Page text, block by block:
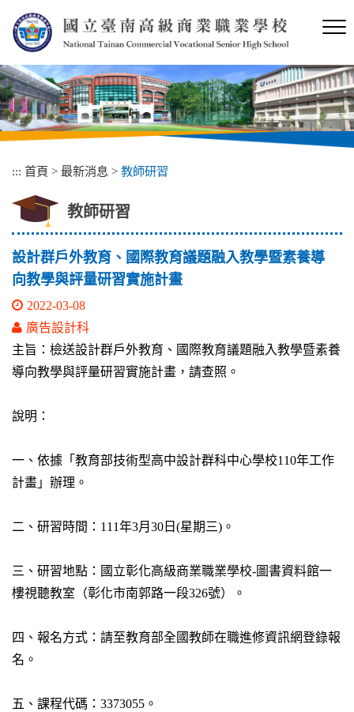
內
容
區
塊
::: 首頁 > 最新消息 > 教師研習
教師研習
設計群戶外教育、國際教育議題融入教學暨素養導
向教學與評量研習實施計畫
2022-03-08
廣告設計科
主旨：檢送設計群戶外教育、國際教育議題融入教學暨素養
導向教學與評量研習實施計畫，請查照。
說明：
一、依據「教育部技術型高中設計群科中心學校110年工作
計畫」辦理。
二、研習時間：111年3月30日(星期三)。
三、研習地點：國立彰化高級商業職業學校-圖書資料館一
樓視聽教室（彰化市南郭路一段326號）。
四、報名方式：請至教育部全國教師在職進修資訊網登錄報
名。
五、課程代碼：3373055。